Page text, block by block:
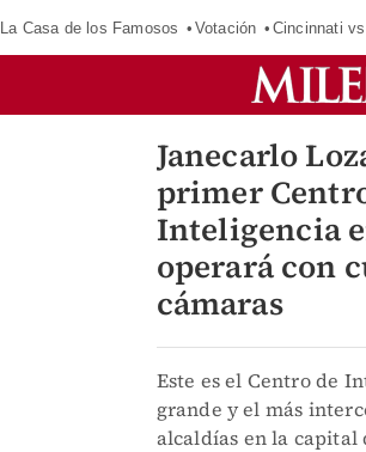
La Casa de los Famosos Votación Cincinnati
Janecarlo
primer
Inteligencia
operará con
cámaras
Este es el Centro de
grande y el más
alcaldías en la capital